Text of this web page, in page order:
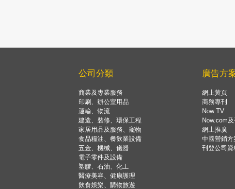
公司分類
商業及專業服務
印刷、辦公室用品
運輸、物流
建造、裝修、環保工程
家居用品及服務、寵物
食品糧油、餐飲業設備
五金、機械、儀器
電子零件及設備
塑膠、石油、化工
醫療美容、健康護理
飲食娛樂、購物旅遊
廣告方
網上黃頁
商務專刊
Now TV
Now.com
網上推廣
中國營銷方
刊登公司資